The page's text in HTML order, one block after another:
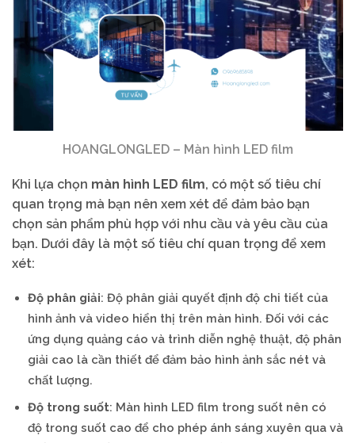
HOANGLONGLED – Màn hình LED film
Khi lựa chọn màn hình LED film, có một số tiêu chí
quan trọng mà bạn nên xem xét để đảm bảo bạn
chọn sản phẩm phù hợp với nhu cầu và yêu cầu của
bạn. Dưới đây là một số tiêu chí quan trọng để xem
xét:
Độ phân giải: Độ phân giải quyết định độ chi tiết của
hình ảnh và video hiển thị trên màn hình. Đối với các
ứng dụng quảng cáo và trình diễn nghệ thuật, độ phân
giải cao là cần thiết để đảm bảo hình ảnh sắc nét và
chất lượng.
Độ trong suốt: Màn hình LED film trong suốt nên có
độ trong suốt cao để cho phép ánh sáng xuyên qua và